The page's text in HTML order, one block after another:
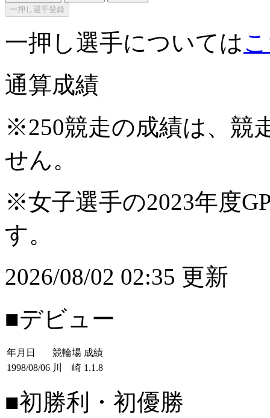
一押し選手登録
一押し選手については
通算成績
※250競走の成績は、競
せん。
※女子選手の2023年度
す。
2026/08/02 02:35 更新
■デビュー
年月日 競輪場 成績
1998/08/06 川 崎 1.1.8
■初勝利・初優勝